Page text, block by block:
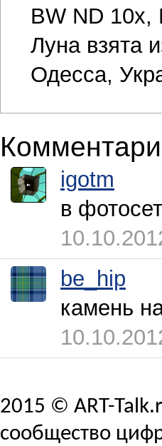
BW ND 10x,
Луна взята
Одесса,
igotm
в
be_hip
камень
2015 © ART-
сообщество